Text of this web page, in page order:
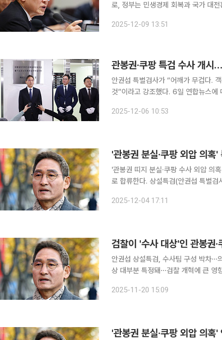
로, 정부는 민생경제 회복과 국가 대전환을
2025-12-09 13:51
관봉권·쿠팡 특검 수사 개시
안권섭 특별검사가 “어깨가 무겁다.
것”이라고 강조했다. 6일 연합뉴스에 따르면 안 특검은 이날 서초구 센트로빌딩 사무실에서 특검팀
의혹 중 우선순위를 묻는 질문에 “두
2025-12-06 10:53
'관봉권 분실·쿠팡 외압 의혹
'관봉권 띠지 분실·쿠팡 수사 외압 의
로 합류한다. 상설특검(안권섭 특별검사)팀은 4일 언론 공지를 통해 김 변호사(사법연수원 33기)와
원지법 성남지원 판사로 재직한 뒤
2025-12-04 17:11
검찰이 '수사 대상'인 관봉권
안권섭 상설특검, 수사팀 구성 박차⋯
상 대부분 특정돼⋯검찰 개혁에 큰 영
상설특검이 본격 출범을 앞두고 있다.
2025-11-20 15:09
'관봉권 분실·쿠팡 외압 의